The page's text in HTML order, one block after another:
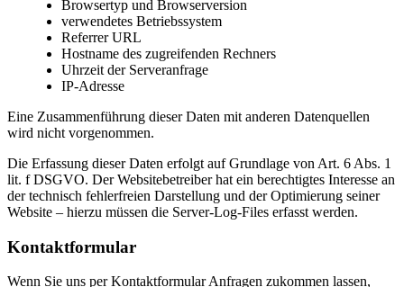
Browsertyp und Browserversion
verwendetes Betriebssystem
Referrer URL
Hostname des zugreifenden Rechners
Uhrzeit der Serveranfrage
IP-Adresse
Eine Zusammenführung dieser Daten mit anderen Datenquellen
wird nicht vorgenommen.
Die Erfassung dieser Daten erfolgt auf Grundlage von Art. 6 Abs. 1
lit. f DSGVO. Der Websitebetreiber hat ein berechtigtes Interesse an
der technisch fehlerfreien Darstellung und der Optimierung seiner
Website – hierzu müssen die Server-Log-Files erfasst werden.
Kontaktformular
Wenn Sie uns per Kontaktformular Anfragen zukommen lassen,